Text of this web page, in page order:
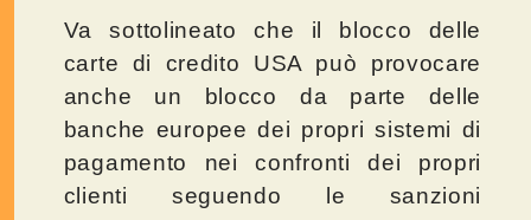
Va sottolineato che il blocco delle
carte di credito USA può provocare
anche un blocco da parte delle
banche europee dei propri sistemi di
pagamento nei confronti dei propri
clienti seguendo le sanzioni